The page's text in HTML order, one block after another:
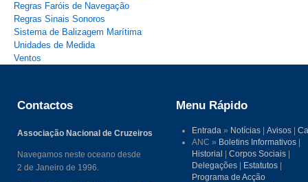
Regras Faróis de Navegação
Regras Sinais Sonoros
Sistema de Balizagem Marítima
Unidades de Medida
Ventos
Contactos
Associação Nacional de Cruzeiros
Navegamos neste oceano desde
2 de Janeiro de 1996.
Menu Rápido
Entrada » Notícias |Avisos |
ANC » Boletins Informativos |
Historial |Corpos Sociais |
Delegações | Estatutos |
Programa de Acção